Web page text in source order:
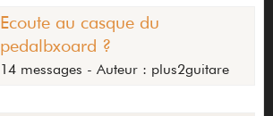
Ecoute au casque du
pedalbxoard ?
14 messages - Auteur : plus2guitare